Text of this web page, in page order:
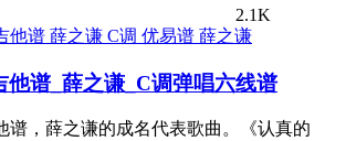
2.1K
薛之谦
他谱_薛之谦_C调弹唱六线谱
谱，薛之谦的成名代表歌曲。《认真的